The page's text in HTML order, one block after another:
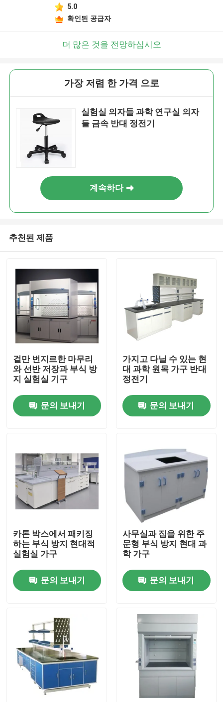
집
우리에 대하여
공장 여행
품질 관리
연락주세요
현대적 실험실 가구
학교 실험실 기구
시험소 아일랜드 벤치
5.0
확인된 공급자
더 많은 것을 전망하십시오
가장 저렴 한 가격 으로
실험실 의자들 과학 연구실 의자
들 금속 반대 정전기
계속하다
추천된 제품
겉만 번지르한 마무리
와 선반 저장과 부식 방
지 실험실 기구
문의 보내기
가지고 다닐 수 있는 현
대 과학 원목 가구 반대
정전기
문의 보내기
카톤 박스에서 패키징
하는 부식 방지 현대적
실험실 가구
문의 보내기
사무실과 집을 위한 주
문형 부식 방지 현대 과
학 가구
문의 보내기